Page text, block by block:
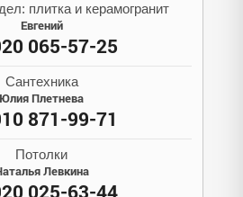
плитка и керамогранит
Евгений
065-57-25
Сантехника
Юлия Плетнева
871-99-71
Потолки
Левкина
025-63-44